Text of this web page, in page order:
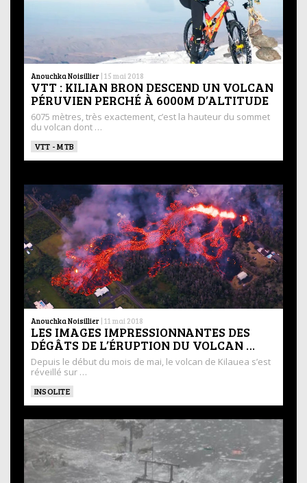
Anouchka Noisillier | 15 mai 2018
VTT : KILIAN BRON DESCEND UN VOLCAN
PÉRUVIEN PERCHÉ À 6000M D’ALTITUDE
6075 mètres, très exactement, c’est la hauteur du sommet
du volcan dont …
VTT - MTB
Anouchka Noisillier | 11 mai 2018
LES IMAGES IMPRESSIONNANTES DES
DÉGÂTS DE L’ÉRUPTION DU VOLCAN …
Depuis le début du mois de mai, le volcan de Kilauea s’est
réveillé sur …
INSOLITE